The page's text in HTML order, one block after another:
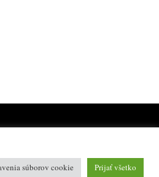
súborov cookie Prijať všetko